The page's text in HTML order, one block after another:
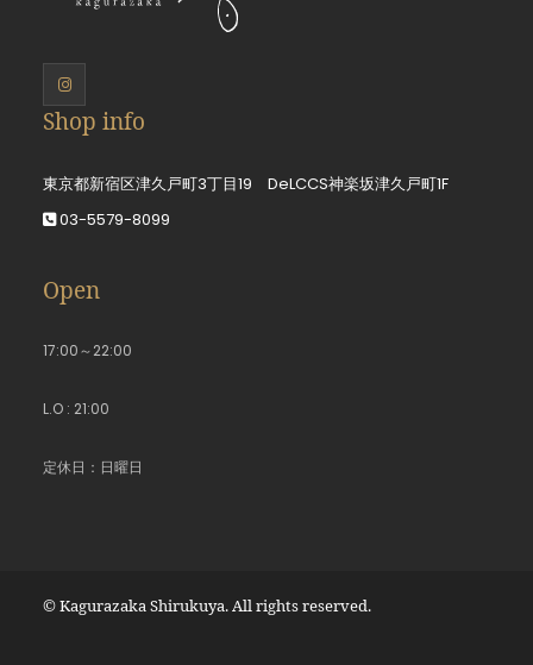
Shop info
東京都新宿区津久戸町3丁目19 DeLCCS神楽坂津久戸町1F
03-5579-8099
Open
17:00～22:00
L.O : 21:00
定休日：日曜日
© Kagurazaka Shirukuya. All rights reserved.